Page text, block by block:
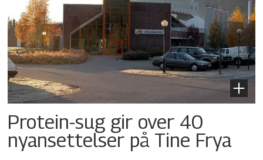
Protein-sug gir over 40
nyansettelser på Tine Frya